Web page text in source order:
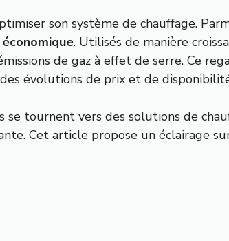
son système de chauffage.
économique. Utilisés de manière
de gaz à effet de serre. Ce
évolutions de prix et de
se tournent vers des solutions de
Cet article propose un éclairage